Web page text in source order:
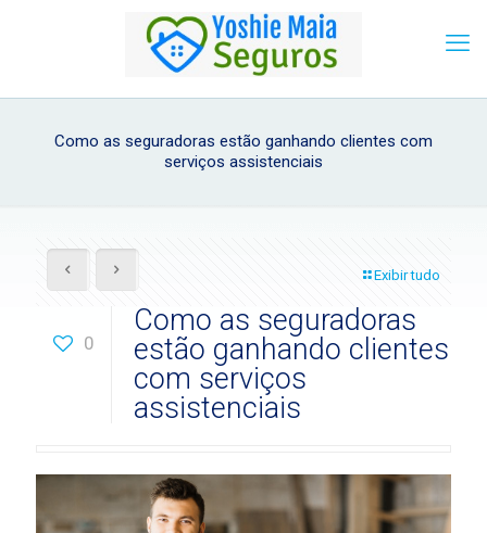
Como as seguradoras estão ganhando clientes com
serviços assistenciais
Exibir tudo
0
Como as seguradoras
estão ganhando clientes
com serviços
assistenciais